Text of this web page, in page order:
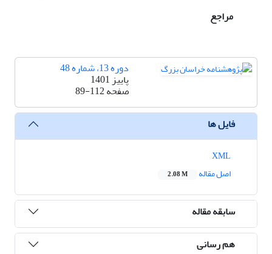
مراجع
دوره 13، شماره 48
پاییز 1401
صفحه89-112
فایل ها
اصل مقاله
2.08 M
سابقه مقاله
هم رسانی